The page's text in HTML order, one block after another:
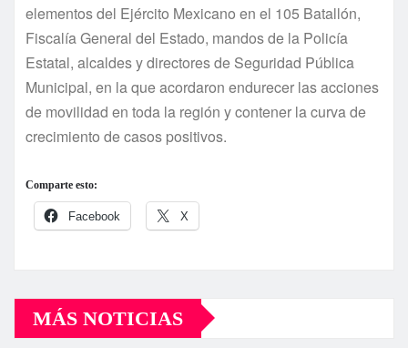
elementos del Ejército Mexicano en el 105 Batallón,
Fiscalía General del Estado, mandos de la Policía
Estatal, alcaldes y directores de Seguridad Pública
Municipal, en la que acordaron endurecer las acciones
de movilidad en toda la región y contener la curva de
crecimiento de casos positivos.
Comparte esto:
Facebook X
MÁS NOTICIAS